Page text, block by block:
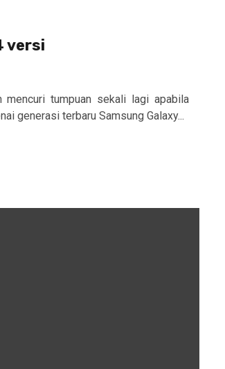
versi
mencuri tumpuan sekali lagi apabila
generasi terbaru Samsung Galaxy...